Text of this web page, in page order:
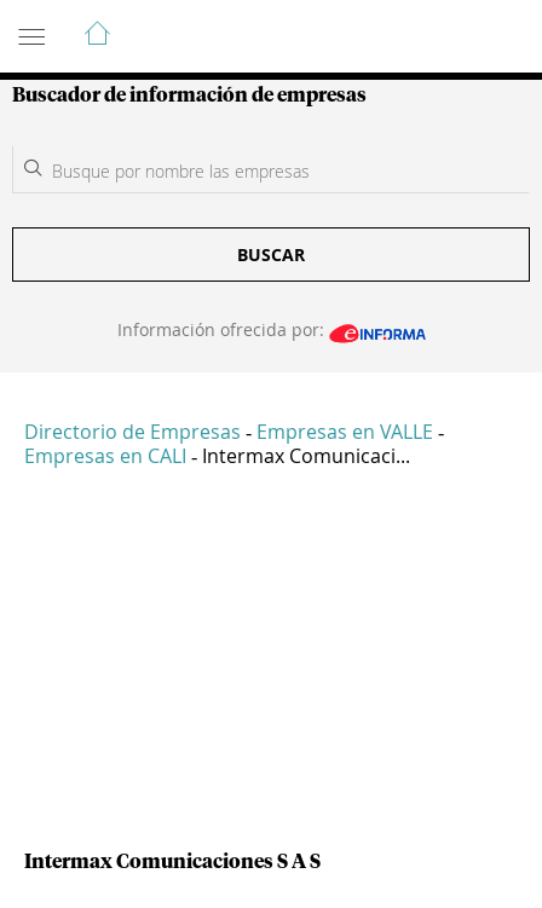
Guía de Empresas Colombianas
Buscador de información de empresas
BUSCAR
Información ofrecida por:
Directorio de Empresas - Empresas en VALLE -
Empresas en CALI - Intermax Comunicaci...
Intermax Comunicaciones S A S